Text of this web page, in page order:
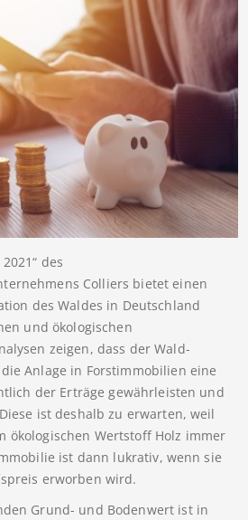
des
Colliers bietet einen
des Waldes in Deutschland
und ökologischen
zeigen, dass der Wald-
Anlage in Forstimmobilien eine
der Erträge gewährleisten und
ist deshalb zu erwarten, weil
ökologischen Wertstoff Holz immer
ist dann lukrativ, wenn sie
erworben wird.
Grund- und Bodenwert ist in